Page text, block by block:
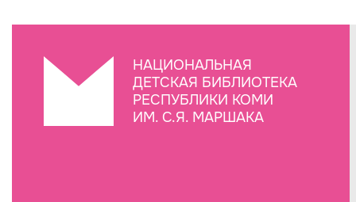
НАЦИОНАЛЬНАЯ
ДЕТСКАЯ БИБЛИОТЕКА
РЕСПУБЛИКИ КОМИ
ИМ. С.Я. МАРШАКА